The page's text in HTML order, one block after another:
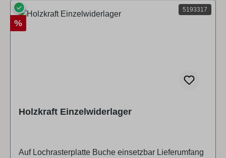
Rabatt
%
5193317
✓
Holzkraft Einzelwiderlager
Auf Lochrasterplatte Buche einsetzbar Lieferumfang